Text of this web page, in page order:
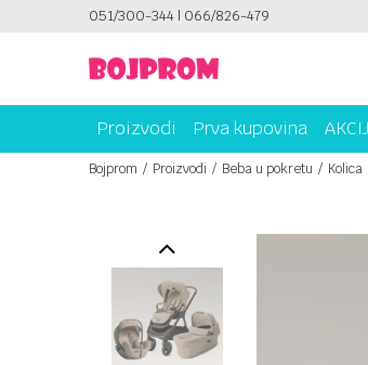
051/300-344 | 066/826-479SIGURNO PLAĆANJE PLATNIM
Proizvodi Prva kupovina
Bojprom Proizvodi Beba u pokretu Kolica